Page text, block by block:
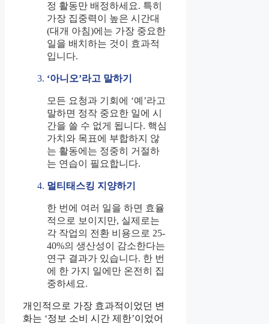
정 활동만 배정하세요. 특히
가장 집중력이 높은 시간대
(대개 아침)에는 가장 중요한
일을 배치하는 것이 효과적
입니다.
‘아니오’라고 말하기
모든 요청과 기회에 ‘예’라고
말하면 정작 중요한 일에 시
간을 쓸 수 없게 됩니다. 핵심
가치와 목표에 부합하지 않
는 활동에는 정중히 거절하
는 연습이 필요합니다.
멀티태스킹 지양하기
한 번에 여러 일을 하면 효율
적으로 보이지만, 실제로는
각 작업의 전환 비용으로 25-
40%의 생산성이 감소한다는
연구 결과가 있습니다. 한 번
에 한 가지 일에만 온전히 집
중하세요.
개인적으로 가장 효과적이었던 변
화는 ‘정보 소비 시간 제한’이었어